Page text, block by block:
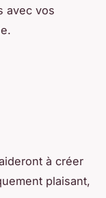
avec vos
à créer
plaisant,